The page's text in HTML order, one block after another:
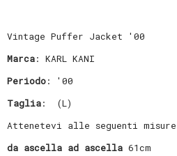
Vintage Puffer Jacket '00
Marca: KARL KANI
Periodo: '00
Taglia: (L)
Attenetevi alle seguenti
da ascella ad ascella61cm